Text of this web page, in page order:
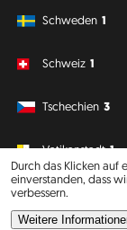
Durch das Klicken auf
einverstanden, dass
verbessern.
Weitere
Schweden 1
Schweiz 1
Tschechien 3
Vatikanstadt 1
Südamerika
Philipp J.